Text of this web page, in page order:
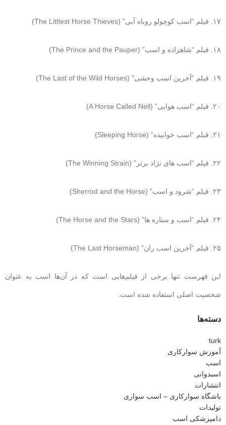
۱۷. فیلم “اسب کوچولو روباه آبی” (The Littlest Horse Thieves)
۱۸. فیلم “شاهزاده و اسب” (The Prince and the Pauper)
۱۹. فیلم “آخرین اسب وحشی” (The Last of the Wild Horses)
۲۰. فیلم “اسب هوایی” (A Horse Called Nell)
۲۱. فیلم “اسب خوابیده” (Sleeping Horse)
۲۲. فیلم “اسب های نژاد برتر” (The Winning Strain)
۲۳. فیلم “شرود و اسب” (Sherrod and the Horse)
۲۴. فیلم “اسب و ستاره ها” (The Horse and the Stars)
۲۵. فیلم “آخرین اسب ران” (The Last Horseman)
این فهرست تنها برخی از فیلم‌هایی است که در آن‌ها اسب به عنوان
شخصیت اصلی استفاده شده است.
دسته‌ها
turk
آموزش سوارکاری
اسب
اسبدوانی
انتشارات
باشگاه سوارکاری – اسب سواری
تولیدات
دامپزشکی اسب